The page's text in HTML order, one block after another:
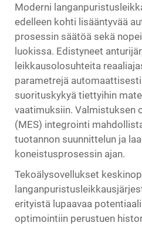
Moderni
edelleen kohti lisääntyvää
prosessin säätöä sekä
luokissa. Edistyneet
leikkausolosuhteita
parametrejä
suorituskykyä tiettyihin
vaatimuksiin. Valmistuksen
(MES) integrointi
tuotannon suunnittelun ja
koneistusprosessin ajan.
Tekoälysovellukset
erityistä lupaavaa
optimointiin perustuen